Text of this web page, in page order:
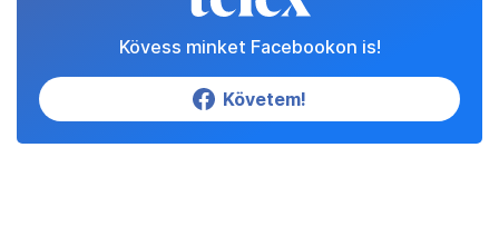
Kövess minket Facebookon is!
Követem!